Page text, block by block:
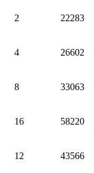
2 22283
4 26602
8 33063
16 58220
12 43566